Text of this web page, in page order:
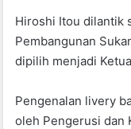
Hiroshi Itou dilantik
Pembangunan
dipilih menjadi
Pengenalan livery
oleh Pengerusi dan